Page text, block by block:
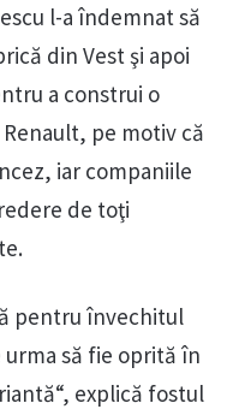
l-a îndemnat să
din Vest şi apoi
a construi o
Renault, pe motiv că
iar companiile
de toţi
pentru învechitul
urma să fie oprită în
explică fostul